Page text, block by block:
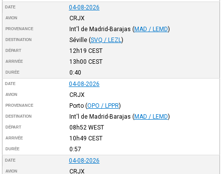
DATE 04-08-2026
AVION CRJX
PROVENANCE Int'l de Madrid-Barajas (MAD / LEMD)
DESTINATION Séville (SVQ / LEZL )
DÉPART 12h19 CEST
ARRIVÉE 13h00 CEST
DURÉE 0:40
DATE 04-08-2026
AVION CRJX
PROVENANCE Porto (OPO / LPPR)
DESTINATION Int'l de Madrid-Barajas (MAD / LEMD)
DÉPART 08h52 WEST
ARRIVÉE 10h49 CEST
DURÉE 0:57
DATE 04-08-2026
AVION CRJX